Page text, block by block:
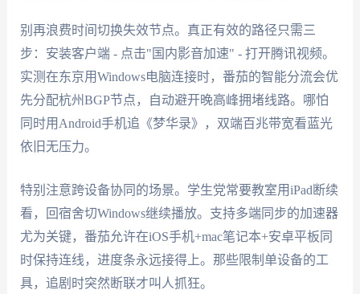
别再浪费时间切换失效节点。真正有效的路径只需三
步：安装客户端 - 点击"国内影音加速" - 打开腾讯视频。
实测在东京用Windows电脑连接时，番茄的智能分流会优
先分配杭州BGP节点，自动避开晚高峰拥堵线路。哪怕
同时用Android手机追《梦华录》，双端百兆带宽看蓝光
依旧无压力。
特别注意跨设备协同的场景。学生党常要教室用iPad断续
看，回宿舍切Windows继续播放。支持多端同步的加速器
尤为关键，番茄允许在iOS手机+mac笔记本+安卓平板同
时保持连线，进度条永远接得上。那些限制单设备的工
具，追剧时突然断联才叫人抓狂。